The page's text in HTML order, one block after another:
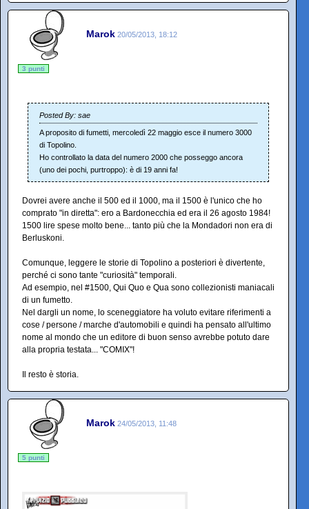
Marok 20/05/2013, 18:12
3 punti
Posted By: sae
A proposito di fumetti, mercoledì 22 maggio esce il numero 3000
di Topolino.
Ho controllato la data del numero 2000 che posseggo ancora
(uno dei pochi, purtroppo): è di 19 anni fa!
Dovrei avere anche il 500 ed il 1000, ma il 1500 è l'unico che ho
comprato "in diretta": ero a Bardonecchia ed era il 26 agosto 1984!
1500 lire spese molto bene... tanto più che la Mondadori non era di
Berluskoni.
Comunque, leggere le storie di Topolino a posteriori è divertente,
perché ci sono tante "curiosità" temporali.
Ad esempio, nel #1500, Qui Quo e Qua sono collezionisti maniacali
di un fumetto.
Nel dargli un nome, lo sceneggiatore ha voluto evitare riferimenti a
cose / persone / marche d'automobili e quindi ha pensato all'ultimo
nome al mondo che un editore di buon senso avrebbe potuto dare
alla propria testata... "COMIX"!
Il resto è storia.
Marok 24/05/2013, 11:48
5 punti